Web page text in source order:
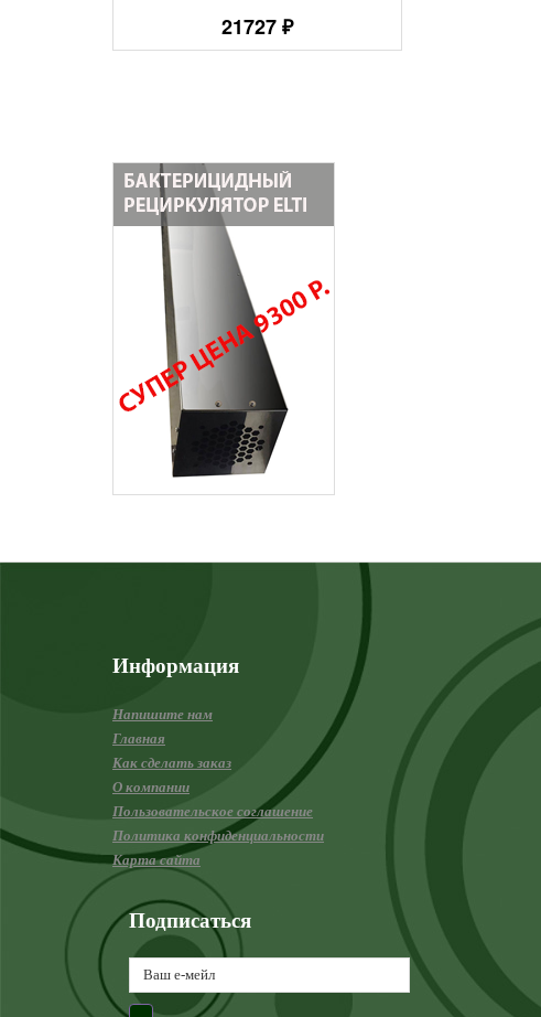
21727 ₽
Информация
Напишите нам
Главная
Как сделать заказ
О компании
Пользовательское соглашение
Политика конфиденциальности
Карта сайта
Подписаться